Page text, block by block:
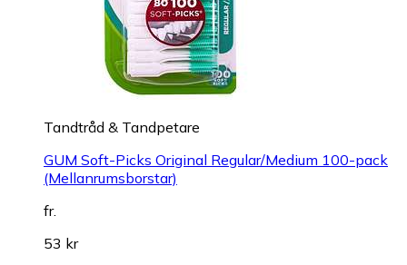
Tandtråd & Tandpetare
GUM Soft-Picks Original Regular/Medium 100-pack
(Mellanrumsborstar)
fr.
53 kr